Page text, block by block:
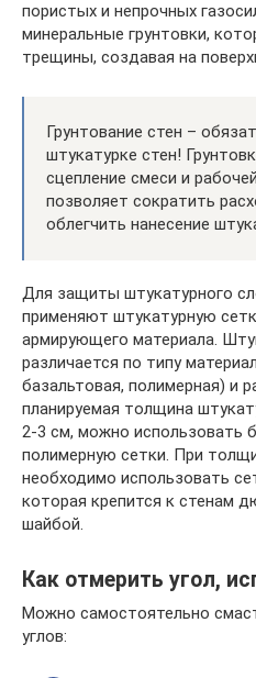
пористых и непрочных
минеральные грунтовки,
трещины, создавая на
Грунтование стен –
штукатурке стен!
сцепление смеси и
позволяет сократить
облегчить нанесение
Для защиты штукатурного
применяют штукатурную
армирующего материала.
различается по типу
базальтовая, полимерная) и
планируемая толщина
2-3 см, можно использовать
полимерную сетки. При
необходимо использовать
которая крепится к стенам
шайбой.
Как отмерить угол,
Можно самостоятельно
углов: